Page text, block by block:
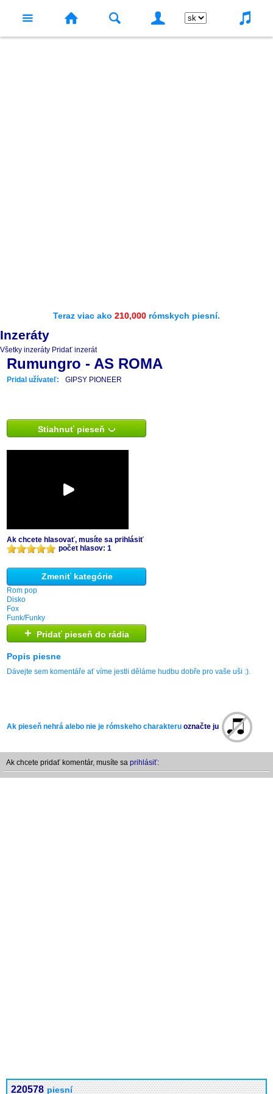
Teraz viac ako 210,000 rómskych piesní.
Inzeráty
Všetky inzeráty Pridať inzerát
Rumungro - AS ROMA
Pridal užívateľ: GIPSY PIONEER
Stiahnuť pieseň
Ak chcete hlasovať, musíte sa prihlásiť
počet hlasov: 1
Zmeniť kategórie
Rom pop
Disko
Fox
Funk/Funky
+ Pridať pieseň do rádia
Popis piesne
Dávejte sem komentáře ať víme jestli děláme hudbu dobře pro vaše uši :).
Ak pieseň nehrá alebo nie je rómskeho charakteru označte ju
Ak chcete pridať komentár, musíte sa prihlásiť:
220578 piesní